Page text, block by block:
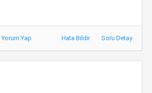
Yorum Yap Hata Bildir Soru Detay